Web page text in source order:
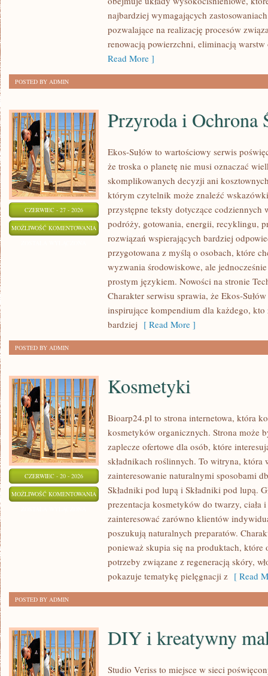
najbardziej wymagających
pozwalające na realizację procesów
renowacją powierzchni, eliminacją
Read More ]
POSTED BY ADMIN
CZERWIEC - 27 - 2026
MOŻLIWOŚĆ KOMENTOWANIA PRZYRODA
OCHRONA
ŚRODOWISKA
Przyroda i Ochrona
Ekos-Sułów to wartościowy serwis
że troska o planetę nie musi oznaczać
skomplikowanych decyzji ani
którym czytelnik może znaleźć
przystępne teksty dotyczące
podróży, gotowania, energii, recyklingu,
rozwiązań wspierających bardziej
przygotowana z myślą o osobach, które
wyzwania środowiskowe, ale
prostym językiem. Nowości na stronie
Charakter serwisu sprawia, że Ekos-
inspirujące kompendium dla każdego, kto
bardziej [ Read More ]
POSTED BY ADMIN
CZERWIEC - 20 - 2026
MOŻLIWOŚĆ KOMENTOWANIA KOSMETYKI
Kosmetyki
Bioarp24.pl to strona internetowa, która
kosmetyków organicznych. Strona może
zaplecze ofertowe dla osób, które
składnikach roślinnych. To witryna, która
zainteresowanie naturalnymi sposobami
Składniki pod lupą i Składniki pod lupą.
prezentacja kosmetyków do twarzy, ciała
zainteresować zarówno klientów
poszukują naturalnych preparatów.
ponieważ skupia się na produktach, które
potrzeby związane z regeneracją skóry,
pokazuje tematykę pielęgnacji z [ Read
POSTED BY ADMIN
DIY i kreatywny
Studio Veriss to miejsce w sieci